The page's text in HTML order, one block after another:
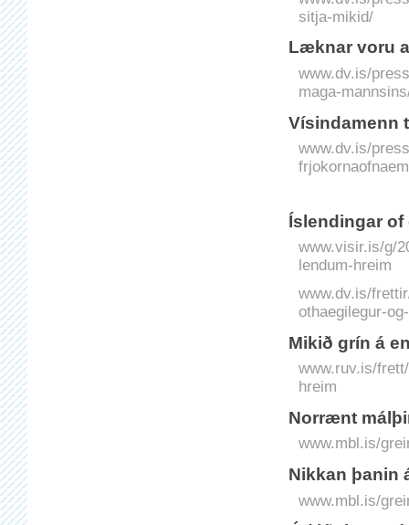
sitja-mikid/
Læknar voru
www.dv.is/
maga-
Vísindamenn
www.dv.is/
Ís­­­lendingar
www.visir.is/g/
lendum-hreim
www.dv.is/
othaegilegur-
Mikið grín á
www.ruv.is/
hreim
Norrænt
www.mbl.is/
Nikkan þanin
www.mbl.is/